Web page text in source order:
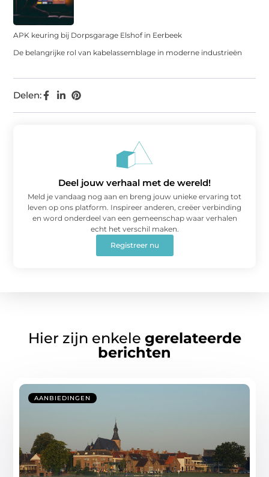
Delen:
APK keuring bij Dorpsgarage Elshof in Eerbeek
De belangrijke rol van kabelassemblage in moderne industrieën
Deel jouw verhaal met de wereld!
Meld je vandaag nog aan en breng jouw unieke ervaring tot
leven op ons platform. Inspireer anderen, creëer verbinding
en word onderdeel van een gemeenschap waar verhalen
echt het verschil maken.
Registreer nu
Hier zijn enkele gerelateerde
berichten
AANBIEDINGEN